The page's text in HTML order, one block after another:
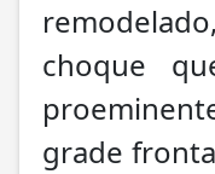
choque
grade